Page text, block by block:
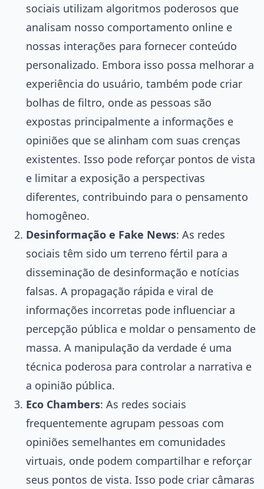
sociais utilizam algoritmos poderosos que
analisam nosso comportamento online e
nossas interações para fornecer conteúdo
personalizado. Embora isso possa melhorar a
experiência do usuário, também pode criar
bolhas de filtro, onde as pessoas são
expostas principalmente a informações e
opiniões que se alinham com suas crenças
existentes. Isso pode reforçar pontos de vista
e limitar a exposição a perspectivas
diferentes, contribuindo para o pensamento
homogêneo.
Desinformação e Fake News: As redes
sociais têm sido um terreno fértil para a
disseminação de desinformação e notícias
falsas. A propagação rápida e viral de
informações incorretas pode influenciar a
percepção pública e moldar o pensamento de
massa. A manipulação da verdade é uma
técnica poderosa para controlar a narrativa e
a opinião pública.
Eco Chambers: As redes sociais
frequentemente agrupam pessoas com
opiniões semelhantes em comunidades
virtuais, onde podem compartilhar e reforçar
seus pontos de vista. Isso pode criar câmaras